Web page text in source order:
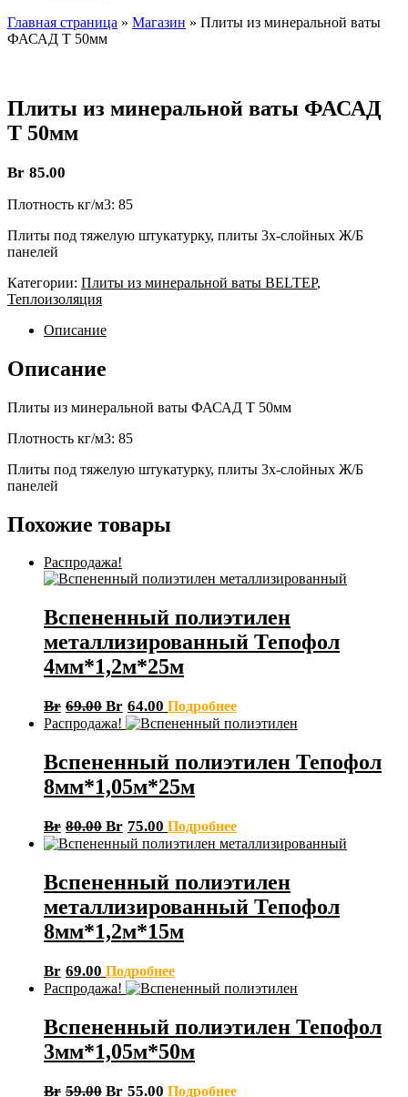
Главная страница » Магазин » Плиты из минеральной ваты
ФАСАД Т 50мм
Плиты из минеральной ваты ФАСАД
Т 50мм
Br 85.00
Плотность кг/м3: 85
Плиты под тяжелую штукатурку, плиты 3х-слойных Ж/Б
панелей
Категории: Плиты из минеральной ваты BELTEP,
Теплоизоляция
Описание
Описание
Плиты из минеральной ваты ФАСАД Т 50мм
Плотность кг/м3: 85
Плиты под тяжелую штукатурку, плиты 3х-слойных Ж/Б
панелей
Похожие товары
Распродажа!
Вспененный полиэтилен
металлизированный Тепофол
4мм*1,2м*25м
Br 69.00 Br 64.00 Подробнее
Распродажа!
Вспененный полиэтилен Тепофол
8мм*1,05м*25м
Br 80.00 Br 75.00 Подробнее
Вспененный полиэтилен
металлизированный Тепофол
8мм*1,2м*15м
Br 69.00 Подробнее
Распродажа!
Вспененный полиэтилен Тепофол
3мм*1,05м*50м
Br 59.00 Br 55.00 Подробнее